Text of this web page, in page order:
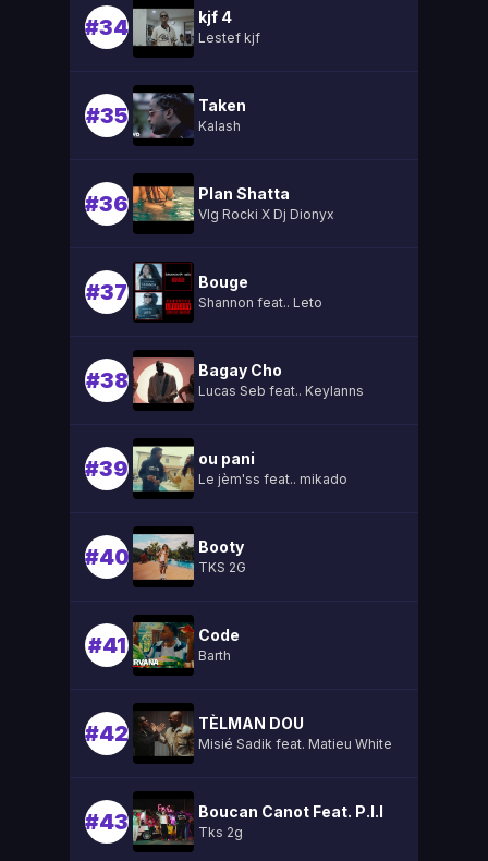
#34 kjf 4
Lestef kjf
#35 Taken
Kalash
#36 Plan Shatta
Vlg Rocki X Dj Dionyx
#37 Bouge
Shannon feat.. Leto
#38 Bagay Cho
Lucas Seb feat.. Keylanns
#39 ou pani
Le jèm'ss feat.. mikado
#40 Booty
TKS 2G
#41 Code
Barth
#42 TÈLMAN DOU
Misié Sadik feat. Matieu White
#43 Boucan Canot Feat. P.l.l
Tks 2g